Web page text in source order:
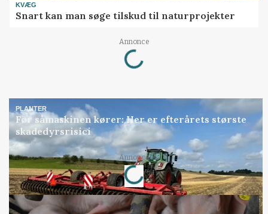
KVÆG
Snart kan man søge tilskud til naturprojekter
Annonce
Loading...
PLANTER
Før såmaskinen kører: Her er efterårets største
skadedyrsrisici
Annonce
Loading...